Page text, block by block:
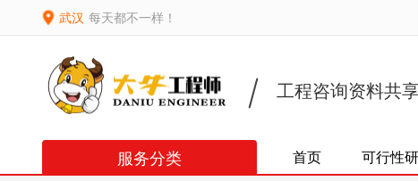
武汉 每天都不一样！
工程咨询资料共
服务分类 首页 可行性